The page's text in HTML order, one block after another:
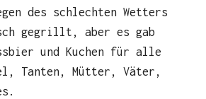
des schlechten Wetters
gegrillt, aber es gab
und Kuchen für alle
Tanten, Mütter, Väter,